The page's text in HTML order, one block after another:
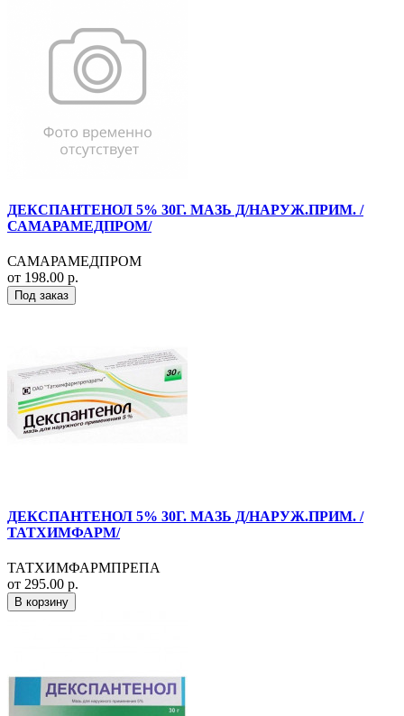
ДЕКСПАНТЕНОЛ 5% 30Г. МАЗЬ Д/НАРУЖ.ПРИМ. /
САМАРАМЕДПРОМ/
САМАРАМЕДПРОМ
от 198.00 р.
Под заказ
ДЕКСПАНТЕНОЛ 5% 30Г. МАЗЬ Д/НАРУЖ.ПРИМ. /
ТАТХИМФАРМ/
ТАТХИМФАРМПРЕПА
от 295.00 р.
В корзину